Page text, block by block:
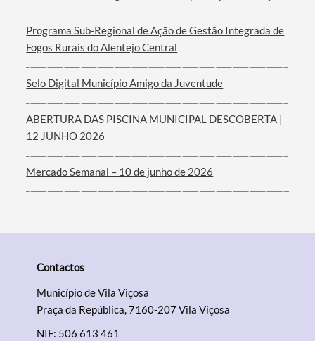
Filtros
Programa Sub-Regional de Ação de Gestão Integrada de
Fogos Rurais do Alentejo Central
Selo Digital Município Amigo da Juventude
ABERTURA DAS PISCINA MUNICIPAL DESCOBERTA |
12 JUNHO 2026
Mercado Semanal – 10 de junho de 2026
Contactos
Município de Vila Viçosa
Praça da República, 7160-207 Vila Viçosa
NIF: 506 613 461